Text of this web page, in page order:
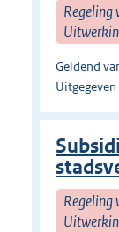
Geldend